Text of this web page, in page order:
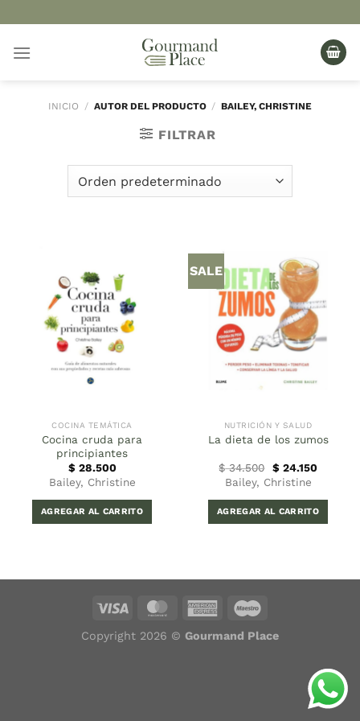
al
contenido
INICIO / AUTOR DEL PRODUCTO / BAILEY, CHRISTINE
FILTRAR
COCINA TEMÁTICA
Cocina cruda para
principiantes
$ 28.500
Bailey, Christine
AGREGAR AL CARRITO
SALE
NUTRICIÓN Y SALUD
La dieta de los zumos
$34.500 El
precio
original
era:
$ 34.500.
$ 24.150El
es:
$
Bailey, Christine
AGREGAR AL CARRITO
Copyright 2026 © Gourmand Place